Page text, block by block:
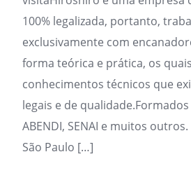
100% legalizada, portanto,
exclusivamente com
forma teórica e prática, os
conhecimentos técnicos que
legais e de
ABENDI, SENAI e muitos
São Paulo […]